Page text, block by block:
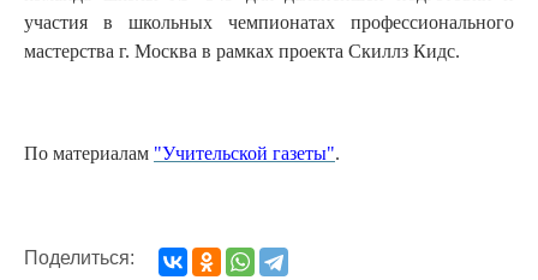
участия в школьных чемпионатах профессионального
мастерства г. Москва в рамках проекта Скиллз Кидс.
По материалам "Учительской газеты".
Поделиться: